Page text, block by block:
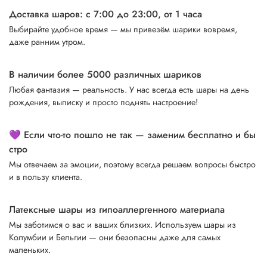
Доставка шаров: с 7:00 до 23:00, от 1 часа
Выбирайте удобное время — мы привезём шарики вовремя,
даже ранним утром.
В наличии более 5000 различных шариков
Любая фантазия — реальность. У нас всегда есть шары на день
рождения, выписку и просто поднять настроение!
💜 Если что-то пошло не так — заменим бесплатно и бы
стро
Мы отвечаем за эмоции, поэтому всегда решаем вопросы быстро
и в пользу клиента.
Латексные шары из гипоаллергенного материала
Мы заботимся о вас и ваших близких. Используем шары из
Колумбии и Бельгии — они безопасны даже для самых
маленьких.